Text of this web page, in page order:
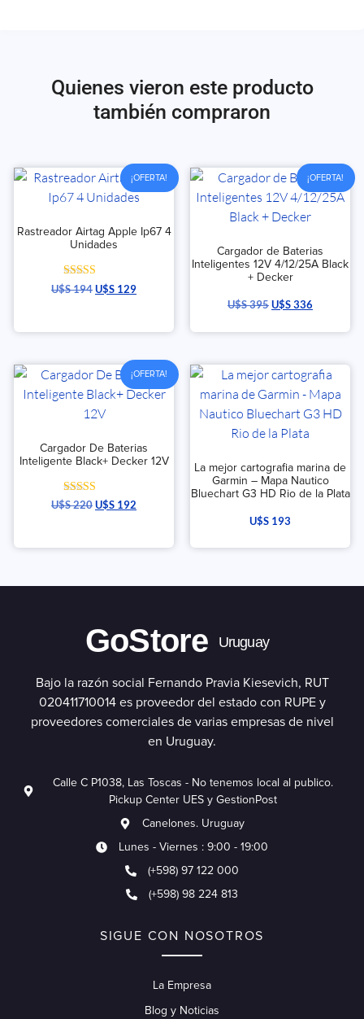
Quienes vieron este producto
también compraron
¡OFERTA!
Rastreador Airtag Apple Ip67 4
Unidades
Valorado con
5.00
U$S194U$S 129
¡OFERTA!
Cargador de Baterias
Inteligentes 12V 4/12/25A Black
+ Decker
U$S395U$S336
¡OFERTA!
Cargador De Baterias
Inteligente Black+ Decker 12V
Valorado con
5.00
U$S220U$S 192
La mejor cartografia marina de
Garmin – Mapa Nautico
Bluechart G3 HD Rio de la Plata
U$S 193
GoStore Uruguay
Bajo la razón social Fernando Pravia Kiesevich, RUT
020411710014 es proveedor del estado con RUPE y
proveedores comerciales de varias empresas de nivel
en Uruguay.
Calle C P1038, Las Toscas - No tenemos local al publico.
Pickup Center UES y GestionPost
Canelones. Uruguay
Lunes - Viernes : 9:00 - 19:00
(+598) 97 122 000
(+598) 98 224 813
SIGUE CON NOSOTROS
La Empresa
Blog y Noticias